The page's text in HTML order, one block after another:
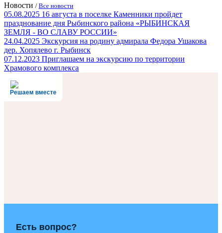
Новости / Все новости
05.08.2025 16 августа в поселке Каменники пройдет
празднование дня Рыбинского района «РЫБИНСКАЯ
ЗЕМЛЯ - ВО СЛАВУ РОССИИ»
24.04.2025 Экскурсия на родину адмирала Федора Ушакова
дер. Хопялево г. Рыбинск
07.12.2023 Приглашаем на экскурсию по территории
Храмового комплекса
Решаем вместе
Есть вопрос?